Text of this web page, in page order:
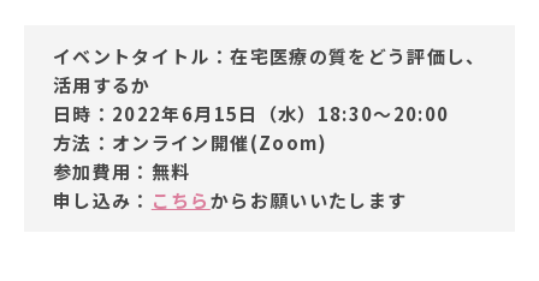
イベントタイトル：在宅医療の質をどう評価し、
活用するか
日時：2022年6月15日（水）18:30～20:00
方法：オンライン開催(Zoom)
参加費用：無料
申し込み： こちらからお願いいたします